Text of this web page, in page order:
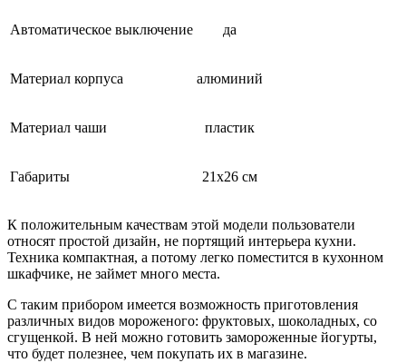
Автоматическое выключение да
Материал корпуса алюминий
Материал чаши пластик
Габариты 21х26 см
К положительным качествам этой модели пользователи
относят простой дизайн, не портящий интерьера кухни.
Техника компактная, а потому легко поместится в кухонном
шкафчике, не займет много места.
С таким прибором имеется возможность приготовления
различных видов мороженого: фруктовых, шоколадных, со
сгущенкой. В ней можно готовить замороженные йогурты,
что будет полезнее, чем покупать их в магазине.